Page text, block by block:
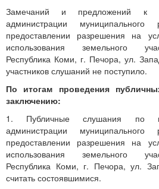
Замечаний и предложений к
администрации
предоставлении разрешения на
использования земельного
Республика Коми, г. Печора, ул.
участников слушаний не поступило.
По итогам проведения
заключению:
1. Публичные слушания по
администрации
предоставлении разрешения на
использования земельного
Республика Коми, г. Печора, ул.
считать состоявшимися.